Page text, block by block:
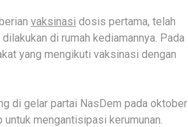
vaksinasi dosis pertama, telah
di rumah kediamannya. Pada
yang mengikuti vaksinasi dengan
di gelar partai NasDem pada oktober
mengantisipasi kerumunan.